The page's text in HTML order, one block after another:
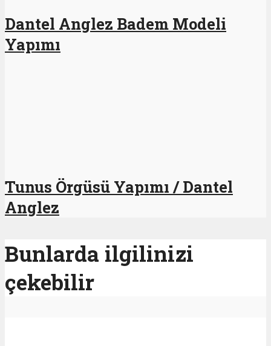
Dantel Anglez Badem Modeli
Yapımı
Tunus Örgüsü Yapımı / Dantel
Anglez
Bunlarda ilgilinizi
çekebilir